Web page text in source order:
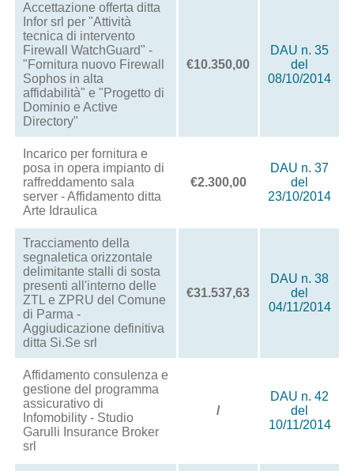
Accettazione offerta ditta
Infor srl per "Attività
tecnica di intervento
Firewall WatchGuard" -
"Fornitura nuovo Firewall
Sophos in alta
affidabilità" e "Progetto di
Dominio e Active
Directory"
€10.350,00
DAU n. 35
del
08/10/2014
Incarico per fornitura e
posa in opera impianto di
raffreddamento sala
server - Affidamento ditta
Arte Idraulica
€2.300,00
DAU n. 37
del
23/10/2014
Tracciamento della
segnaletica orizzontale
delimitante stalli di sosta
presenti all'interno delle
ZTL e ZPRU del Comune
di Parma -
Aggiudicazione definitiva
ditta Si.Se srl
€31.537,63
DAU n. 38
del
04/11/2014
Affidamento consulenza e
gestione del programma
assicurativo di
Infomobility - Studio
Garulli Insurance Broker
srl
/
DAU n. 42
del
10/11/2014